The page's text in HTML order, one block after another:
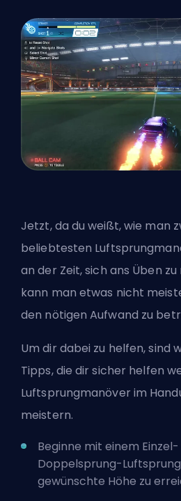
Jetzt, da du weißt, wie man
beliebtesten
an der Zeit, sich ans Üben
kann man etwas nicht
den nötigen Aufwand zu
Um dir dabei zu helfen, sind
Tipps, die dir sicher helfen
Luftsprungmanöver im
meistern.
Beginne mit einem
Doppelsprung-
gewünschte Höhe zu